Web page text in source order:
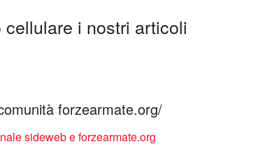
i nostri articoli
forzearmate.org/